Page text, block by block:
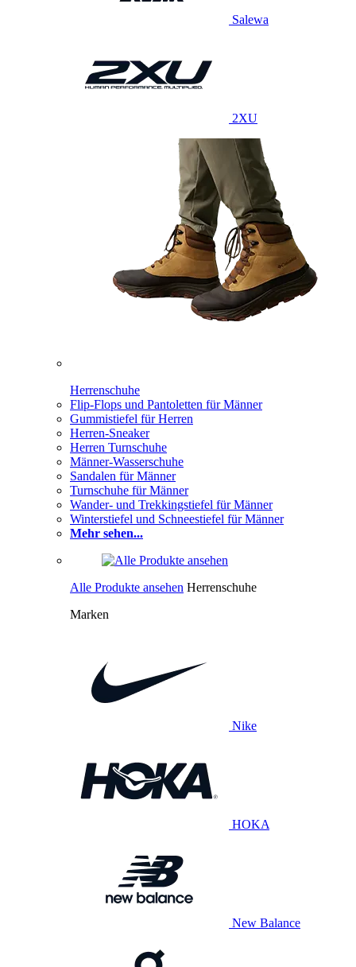
Salewa
2XU
Herrenschuhe
Flip-Flops und Pantoletten für Männer
Gummistiefel für Herren
Herren-Sneaker
Herren Turnschuhe
Männer-Wasserschuhe
Sandalen für Männer
Turnschuhe für Männer
Wander- und Trekkingstiefel für Männer
Winterstiefel und Schneestiefel für Männer
Mehr sehen...
Alle Produkte ansehen Herrenschuhe
Marken
Nike
HOKA
New Balance